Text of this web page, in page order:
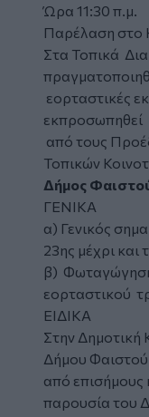
Ώρα 11:30 π.μ.
Παρέλαση στο
Στα Τοπικά
εορταστικές
εκπροσωπηθεί
από τους
Τοπικών
Δήμος
ΓΕΝΙΚΑ
α) Γενικός
23ης μέχρι
β)
εορταστικού
ΕΙΔΙΚΑ
Στην Δημοτική
Δήμου Φαιστού
από
παρουσία του